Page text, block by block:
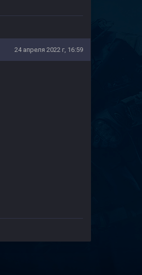
24 апреля 2022 г, 16:59